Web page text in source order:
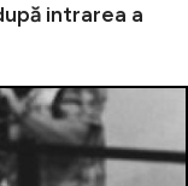
intrarea a